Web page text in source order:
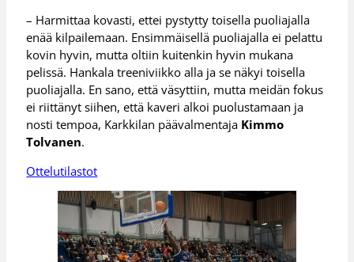
– Harmittaa kovasti, ettei pystytty toisella puoliajalla
enää kilpailemaan. Ensimmäisellä puoliajalla ei pelattu
kovin hyvin, mutta oltiin kuitenkin hyvin mukana
pelissä. Hankala treeniviikko alla ja se näkyi toisella
puoliajalla. En sano, että väsyttiin, mutta meidän fokus
ei riittänyt siihen, että kaveri alkoi puolustamaan ja
nosti tempoa, Karkkilan päävalmentaja Kimmo
Tolvanen.
Ottelutilastot